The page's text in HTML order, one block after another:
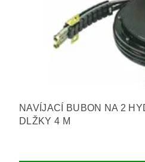
NAVÍJACÍ BUBON NA 2
DLŽKY 4 M